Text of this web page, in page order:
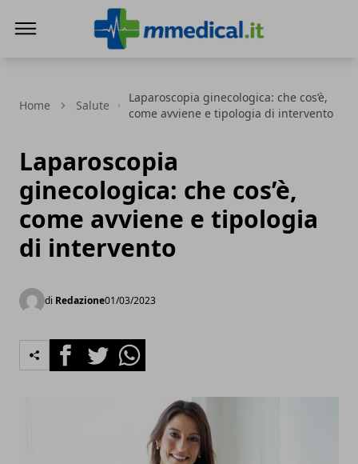
Home Salute
Laparoscopia ginecologica: che cos’è,
come avviene e tipologia di intervento
Laparoscopia
ginecologica: che cos’è,
come avviene e tipologia
di intervento
di Redazione01/03/2023
FacebookTwitterWhatsapp